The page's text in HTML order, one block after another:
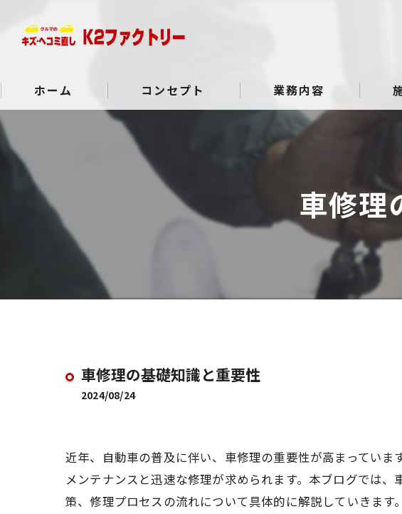
ホーム コンセプト 業務内容
よくある質問
車修理
車修理の基礎知識と重要性
2024/08/24
近年、自動車の普及に伴い、車修理の重要性が高まってい
メンテナンスと迅速な修理が求められます。本ブログでは
策、修理プロセスの流れについて具体的に解説していきま